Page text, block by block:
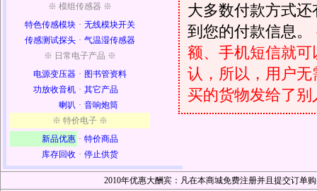
※ 模组传感器 ※
特色传感模块 · 无线模块开关
传感测试探头 · 气温湿传感器
※ 日常电子产品 ※
电源变压器 · 图书管资料
功放收音机 · 其它产品
喇叭 · 音响炮筒
※ 特价电子 ※
新品优惠 · 特价商品
库存回收 · 停止供货
大多数付款方式
到您的付款信息。
额、手机短信就可
认，所以，用户
买的货物发给了别
2010年优惠大酬宾：凡在本商城免费注册并且提交订单